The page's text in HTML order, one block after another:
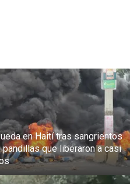
en Haití tras sangrientos
pandillas que liberaron a casi